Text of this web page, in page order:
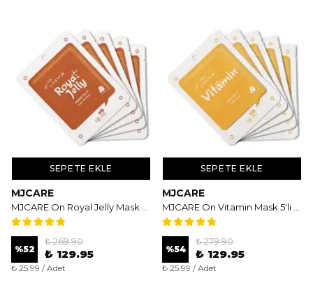
SEPETE EKLE
MJCARE
%52
₺ 269.90
₺ 129.95
₺ 25.99 / Adet
SEPETE EKLE
MJCARE
%54
₺ 279.90
₺ 129.95
₺ 25.99 / Adet